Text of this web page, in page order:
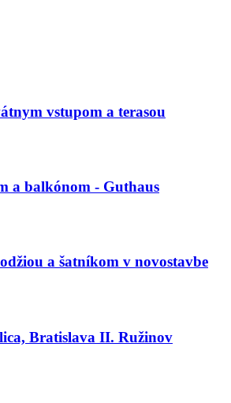
vstupom a terasou
a balkónom - Guthaus
a šatníkom v novostavbe
Bratislava II. Ružinov